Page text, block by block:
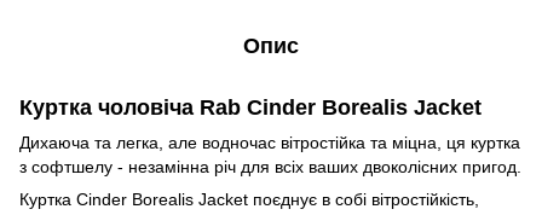
Опис
Куртка чоловіча Rab Cinder Borealis Jacket
Дихаюча та легка, але водночас вітростійка та міцна, ця куртка
з софтшелу - незамінна річ для всіх ваших двоколісних пригод.
Куртка Cinder Borealis Jacket поєднує в собі вітростійкість,